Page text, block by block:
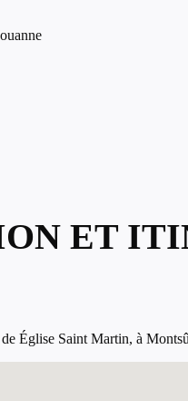
ET
Église Saint Martin, à